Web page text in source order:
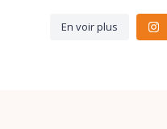
En voir plus